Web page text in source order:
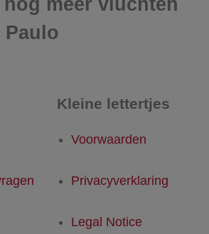
meer vluchten
Paulo
Kleine lettertjes
Voorwaarden
Privacyverklaring
Legal Notice